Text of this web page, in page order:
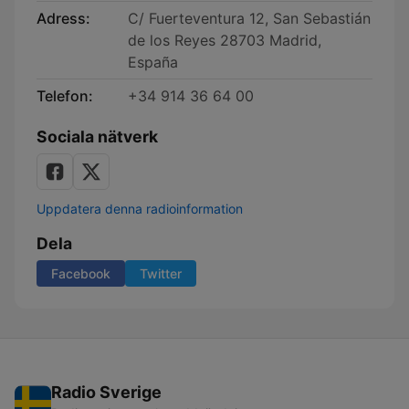
Adress:
C/ Fuerteventura 12, San Sebastián
de los Reyes 28703 Madrid,
España
Telefon:
+34 914 36 64 00
Sociala nätverk
Uppdatera denna radioinformation
Dela
Facebook Twitter
Radio Sverige